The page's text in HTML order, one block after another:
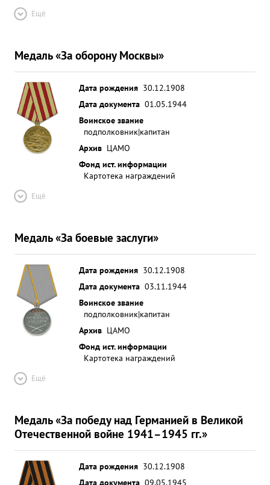
Ещё
Медаль «За оборону Москвы»
Дата рождения 30.12.1908
Дата документа 01.05.1944
Воинское звание
подполковник|капитан
Архив ЦАМО
Фонд ист. информации
Картотека награждений
Ещё
Медаль «За боевые заслуги»
Дата рождения 30.12.1908
Дата документа 03.11.1944
Воинское звание
подполковник|капитан
Архив ЦАМО
Фонд ист. информации
Картотека награждений
Ещё
Медаль «За победу над Германией в Великой
Отечественной войне 1941–1945 гг.»
Дата рождения 30.12.1908
Дата документа 09.05.1945